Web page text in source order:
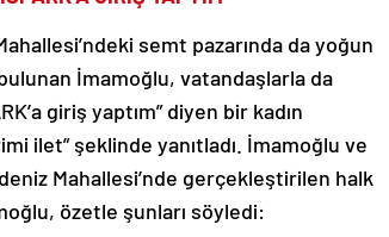
semt pazarında da yoğun
İmamoğlu, vatandaşlarla da
giriş yaptım” diyen bir kadın
ilet” şeklinde yanıtladı. İmamoğlu ve
Mahallesi’nde gerçekleştirilen halk
özetle şunları söyledi: